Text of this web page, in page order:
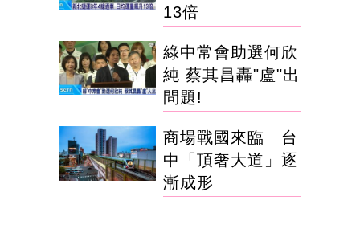
13倍
綠中常會助選何欣
純 蔡其昌轟"盧"出
問題!
商場戰國來臨 台
中「頂奢大道」逐
漸成形